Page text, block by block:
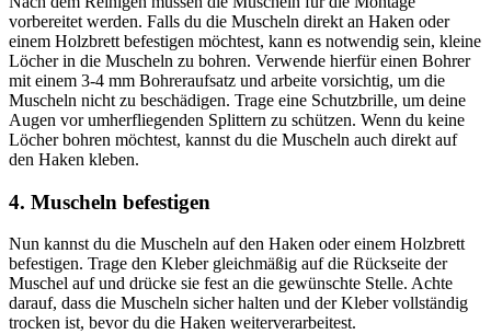
vorbereitet werden. Falls du die Muscheln direkt an Haken oder
einem Holzbrett befestigen möchtest, kann es notwendig sein, kleine
Löcher in die Muscheln zu bohren. Verwende hierfür einen Bohrer
mit einem 3-4 mm Bohreraufsatz und arbeite vorsichtig, um die
Muscheln nicht zu beschädigen. Trage eine Schutzbrille, um deine
Augen vor umherfliegenden Splittern zu schützen. Wenn du keine
Löcher bohren möchtest, kannst du die Muscheln auch direkt auf
den Haken kleben.
4. Muscheln befestigen
Nun kannst du die Muscheln auf den Haken oder einem Holzbrett
befestigen. Trage den Kleber gleichmäßig auf die Rückseite der
Muschel auf und drücke sie fest an die gewünschte Stelle. Achte
darauf, dass die Muscheln sicher halten und der Kleber vollständig
trocken ist, bevor du die Haken weiterverarbeitest.